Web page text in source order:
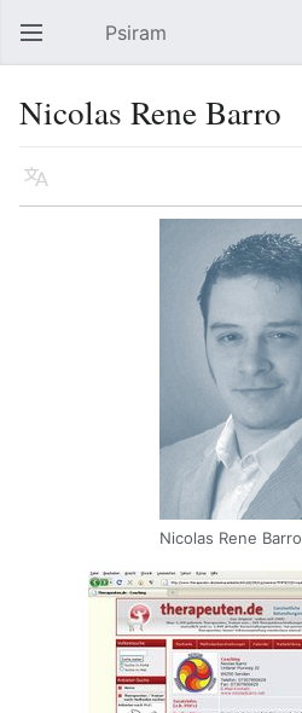
Hauptmenü öffnen Psiram
Nicolas Rene Barro
Sprache
Nicolas Rene Barro